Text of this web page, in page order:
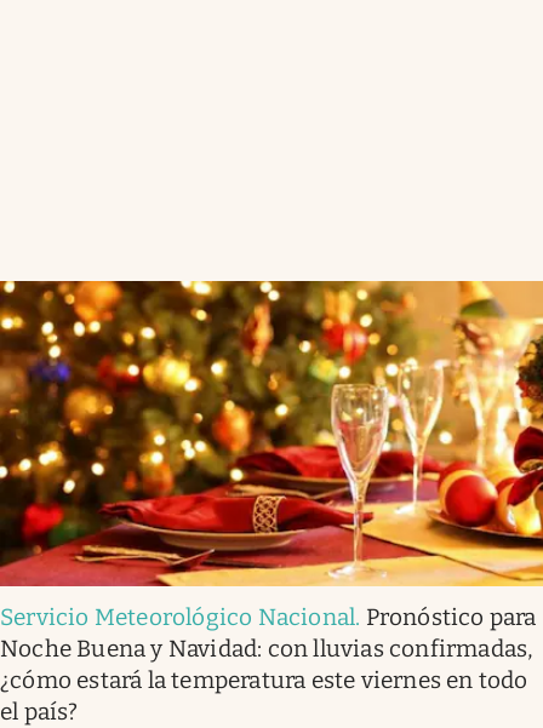
Servicio Meteorológico Nacional. Pronóstico para
Noche Buena y Navidad: con lluvias confirmadas,
¿cómo estará la temperatura este viernes en todo
el país?